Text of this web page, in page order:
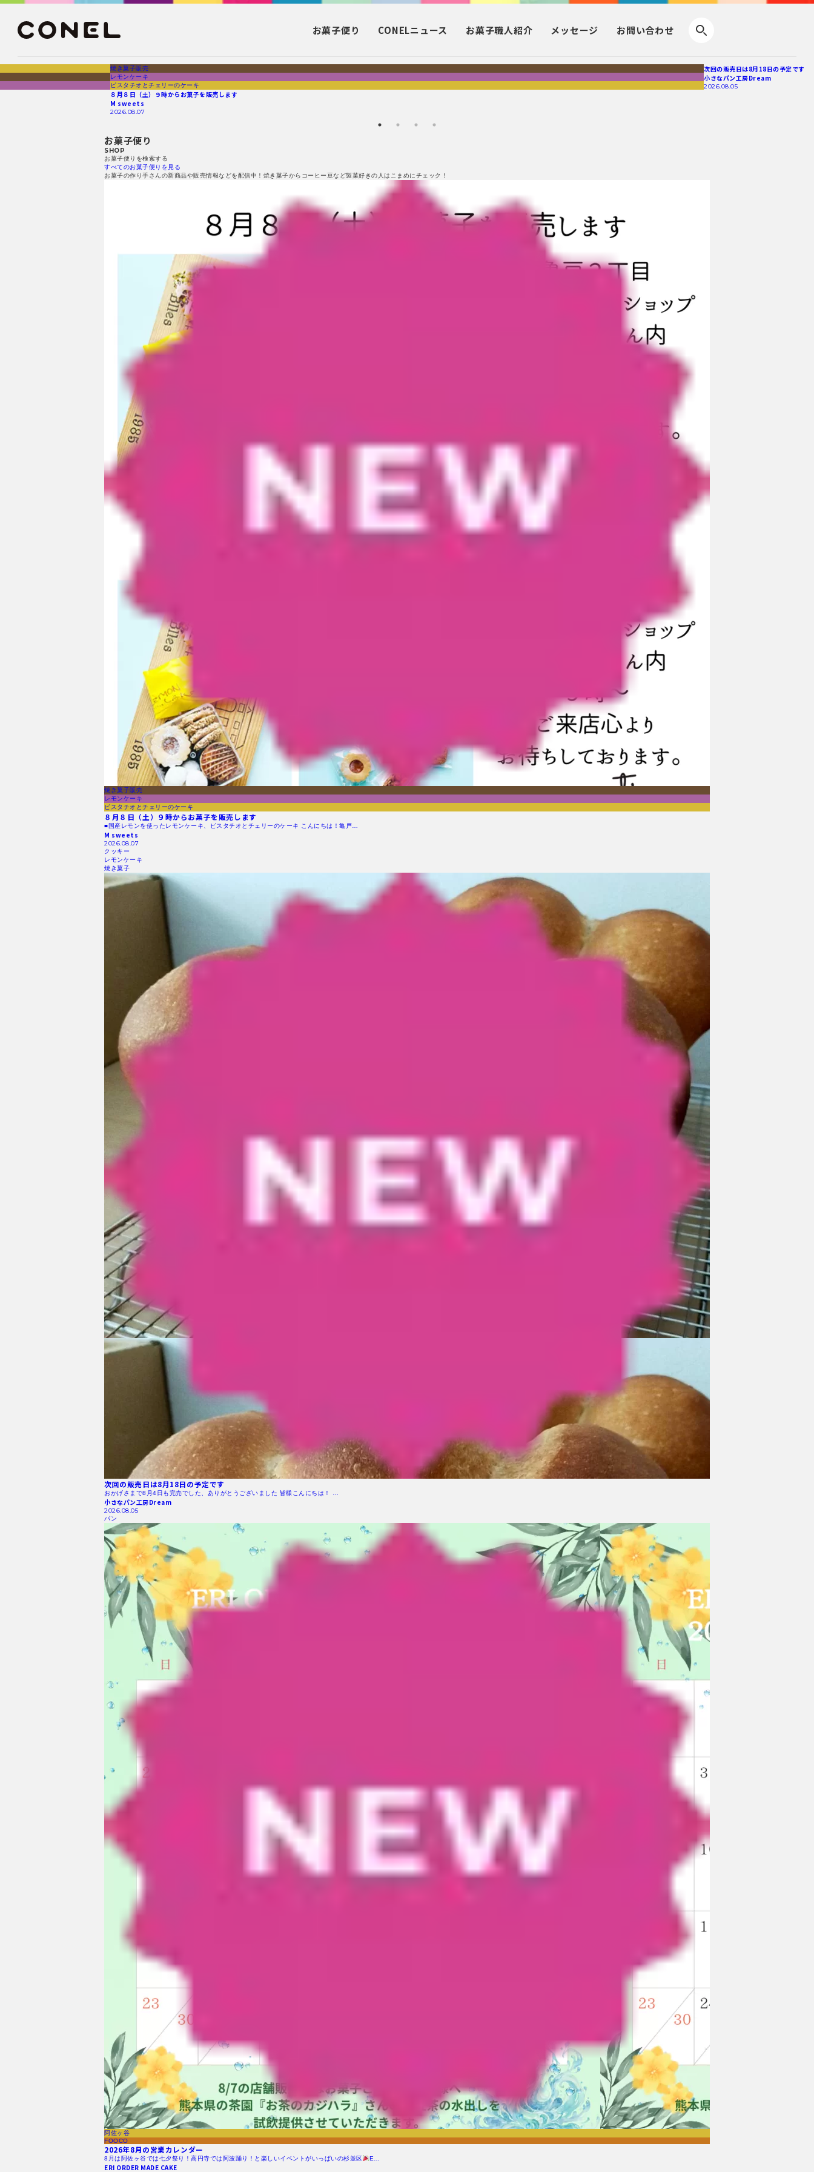
お菓子便り CONELニュース お菓子職人紹介 メッセージ お問い合わせ
焼き菓子販売
レモンケーキ
ピスタチオとチェリーのケーキ
８月８日（土）９時からお菓子を販売します
M sweets
2026.08.07
次回の販売日は8月18日の予定です
小さなパン工房Dream
2026.08.05
お菓子便り
SHOP
お菓子便りを検索する
すべてのお菓子便りを見る
お菓子の作り手さんの新商品や販売情報などを配信中！焼き菓子からコーヒー豆など製菓好きの人はこまめにチェック！
焼き菓子販売
レモンケーキ
ピスタチオとチェリーのケーキ
８月８日（土）９時からお菓子を販売します
■国産レモンを使ったレモンケーキ、ピスタチオとチェリーのケーキ こんにちは！亀戸…
M sweets
2026.08.07
クッキー
レモンケーキ
焼き菓子
次回の販売日は8月18日の予定です
おかげさまで8月4日も完売でした、ありがとうございました 皆様こんにちは！ …
小さなパン工房Dream
2026.08.05
パン
阿佐ヶ谷
FOOCO
2026年8月の営業カレンダー
8月は阿佐ヶ谷では七夕祭り！高円寺では阿波踊り！と楽しいイベントがいっぱいの杉並区 E…
ERI ORDER MADE CAKE